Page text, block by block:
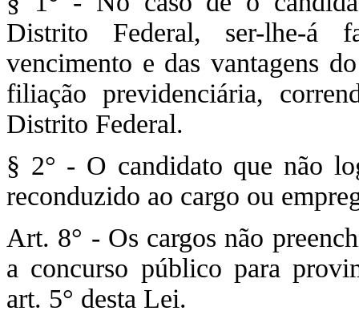
Distrito Federal, ser-lhe-á
vencimento e das vantagens
filiação previdenciária,
Distrito Federal.
§ 2° - O candidato que não
reconduzido ao cargo ou
Art. 8° - Os cargos não
a concurso público para
art. 5° desta Lei.